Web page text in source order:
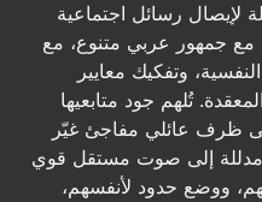
لإيصال رسائل اجتماعية
مع جمهور عربي متنوع، مع
وتفكيك معايير
تُلهم جود متابعيها
ظرف عائلي مفاجئ غيّر
مدللة إلى صوت مستقل قوي
ووضع حدود لأنفسهم،